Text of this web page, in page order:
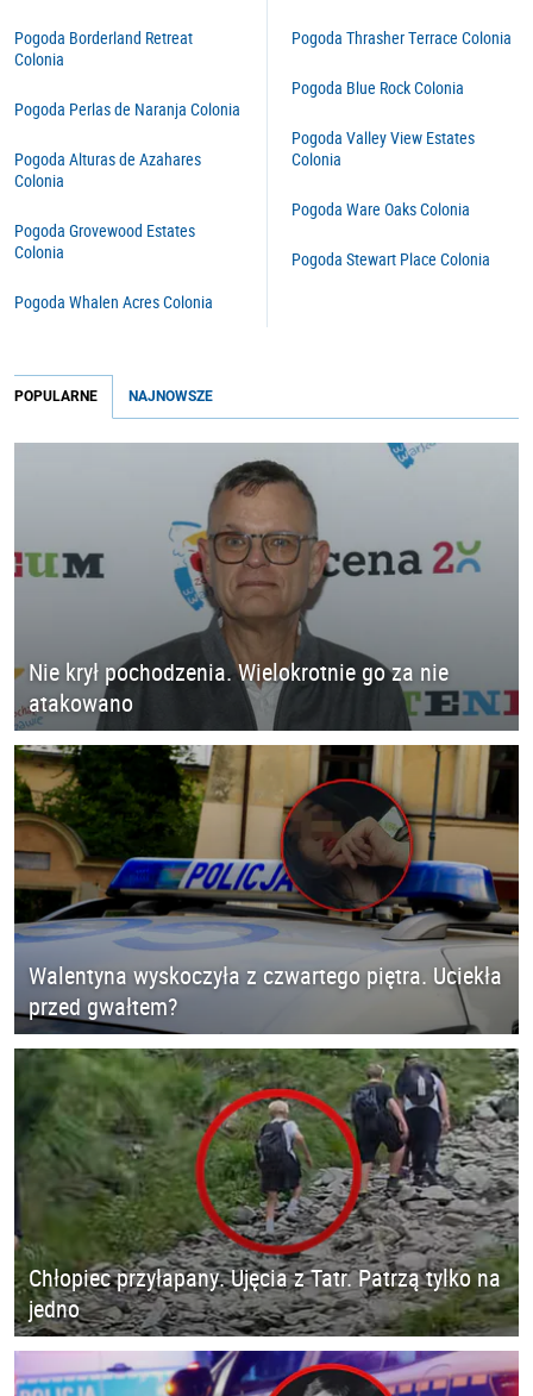
Pogoda Borderland Retreat
Colonia
Pogoda Perlas de Naranja Colonia
Pogoda Alturas de Azahares
Colonia
Pogoda Grovewood Estates
Colonia
Pogoda Whalen Acres Colonia
Pogoda Thrasher Terrace Colonia
Pogoda Blue Rock Colonia
Pogoda Valley View Estates
Colonia
Pogoda Ware Oaks Colonia
Pogoda Stewart Place Colonia
POPULARNE NAJNOWSZE
Nie krył pochodzenia. Wielokrotnie go za nie
atakowano
Walentyna wyskoczyła z czwartego piętra. Uciekła
przed gwałtem?
Chłopiec przyłapany. Ujęcia z Tatr. Patrzą tylko na
jedno